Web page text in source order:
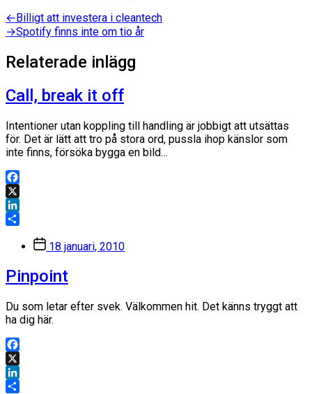
Inläggsnavigering
←Föregående
inlägg:
Billigt att investera i cleantech
→Nästa
Spotify finns inte om tio år
Relaterade inlägg
Call, break it off
Intentioner utan koppling till handling är jobbigt att utsättas
för. Det är lätt att tro på stora ord, pussla ihop känslor som
inte finns, försöka bygga en bild…
Facebook
X
LinkedIn
Inläggsdatum
18 januari, 2010
Pinpoint
Du som letar efter svek. Välkommen hit. Det känns tryggt att
ha dig här.
Facebook
X
LinkedIn